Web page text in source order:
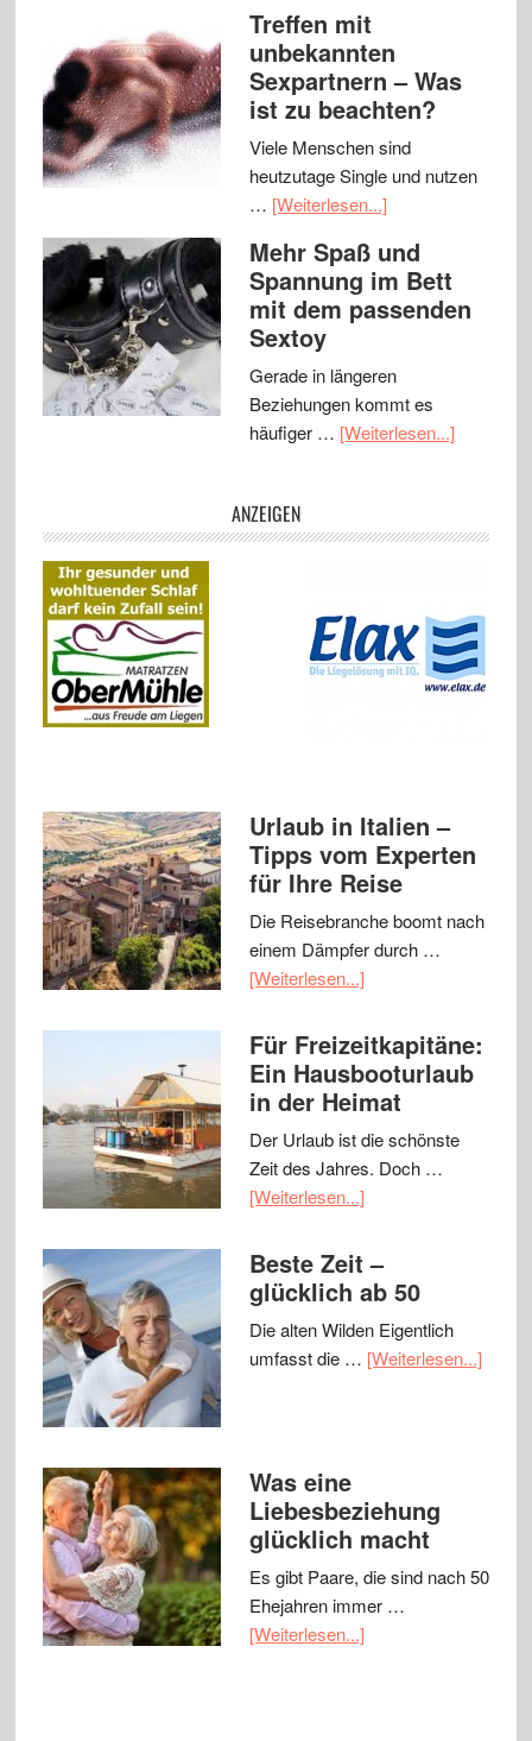
Treffen mit
unbekannten
Sexpartnern – Was
ist zu beachten?
Viele Menschen sind
heutzutage Single und nutzen
… [Weiterlesen...]
Mehr Spaß und
Spannung im Bett
mit dem passenden
Sextoy
Gerade in längeren
Beziehungen kommt es
häufiger … [Weiterlesen...]
ANZEIGEN
Urlaub in Italien –
Tipps vom Experten
für Ihre Reise
Die Reisebranche boomt nach
einem Dämpfer durch …
[Weiterlesen...]
Für Freizeitkapitäne:
Ein Hausbooturlaub
in der Heimat
Der Urlaub ist die schönste
Zeit des Jahres. Doch …
[Weiterlesen...]
Beste Zeit –
glücklich ab 50
Die alten Wilden Eigentlich
umfasst die … [Weiterlesen...]
Was eine
Liebesbeziehung
glücklich macht
Es gibt Paare, die sind nach 50
Ehejahren immer …
[Weiterlesen...]